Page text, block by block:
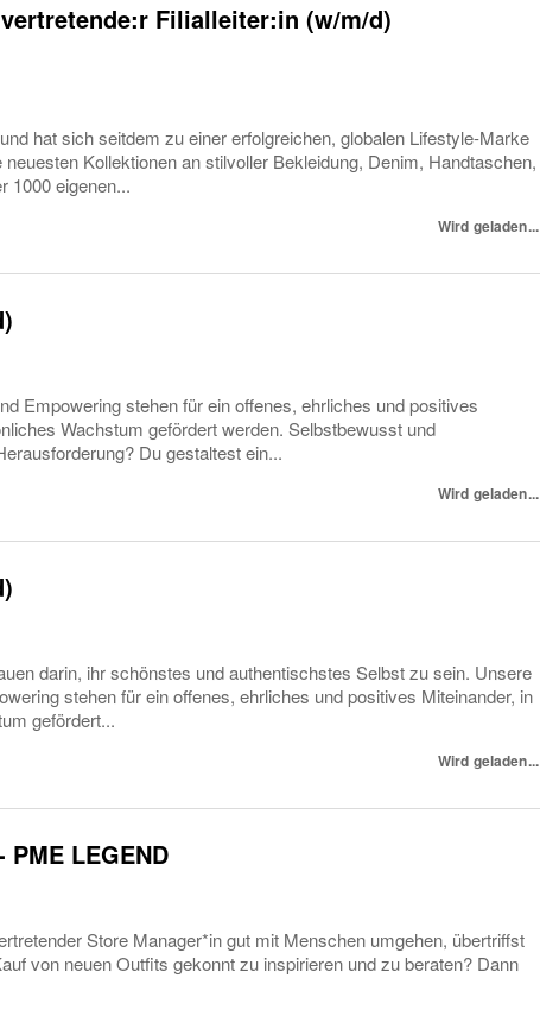
Filialleiter:in (w/m/d)
hat sich seitdem zu einer erfolgreichen, globalen Lifestyle-Marke
Kollektionen an stilvoller Bekleidung, Denim, Handtaschen,
1000 eigenen...
Wird geladen...
Empowering stehen für ein offenes, ehrliches und positives
Wachstum gefördert werden. Selbstbewusst und
Du gestaltest ein...
Wird geladen...
darin, ihr schönstes und authentischstes Selbst zu sein. Unsere
stehen für ein offenes, ehrliches und positives Miteinander, in
gefördert...
Wird geladen...
PME LEGEND
Store Manager*in gut mit Menschen umgehen, übertriffst
von neuen Outfits gekonnt zu inspirieren und zu beraten? Dann